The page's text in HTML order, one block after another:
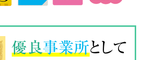
優良事業所として